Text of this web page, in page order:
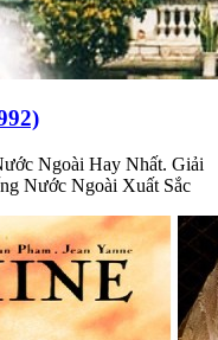
Ngoài Hay Nhất. Giải
Nước Ngoài Xuất Sắc